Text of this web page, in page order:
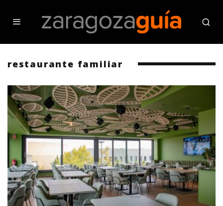
restaurante familiar